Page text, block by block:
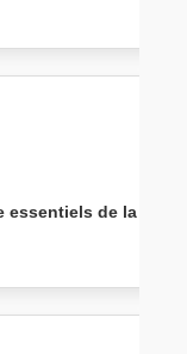
essentiels de la